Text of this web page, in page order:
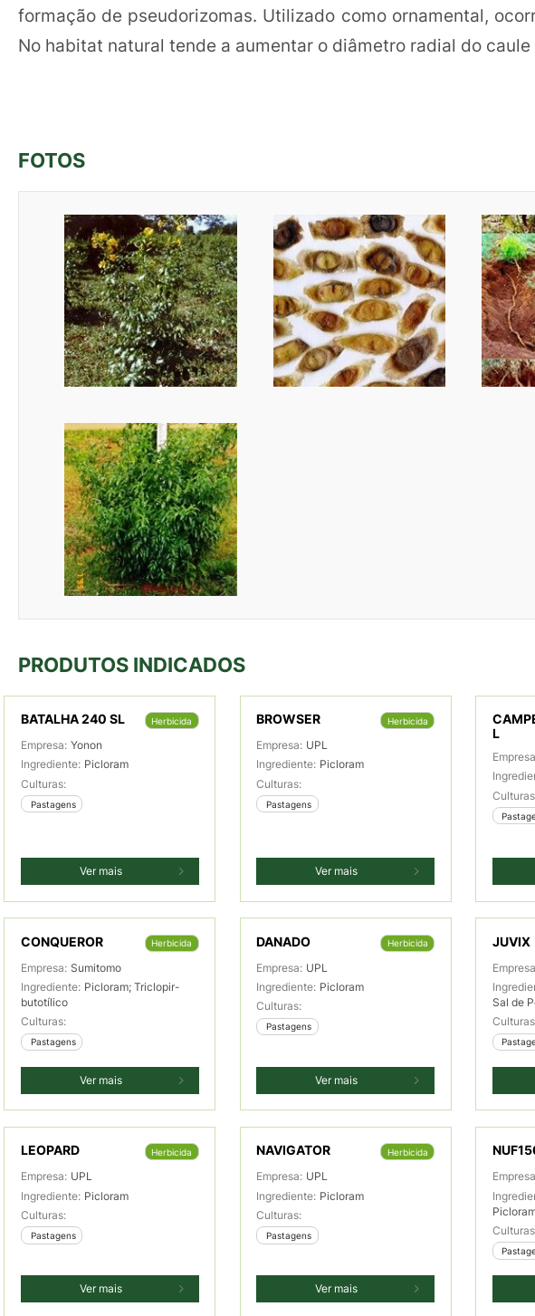
formação de pseudorizomas. Utilizado como ornamental,
No habitat natural tende a aumentar o diâmetro radial do
FOTOS
PRODUTOS INDICADOS
BATALHA 240 SL Herbicida
Empresa: Yonon
Ingrediente: Picloram
Culturas:
Pastagens
Ver mais
BROWSER Herbicida
Empresa: UPL
Ingrediente: Picloram
Culturas:
Pastagens
Ver mais
L
CONQUEROR Herbicida
Empresa: Sumitomo
Ingrediente: Picloram; Triclopir-
butotílico
Culturas:
Pastagens
Ver mais
DANADO Herbicida
Empresa: UPL
Ingrediente: Picloram
Culturas:
Pastagens
Ver mais
JUVIX
Sal de
LEOPARD Herbicida
Empresa: UPL
Ingrediente: Picloram
Culturas:
Pastagens
Ver mais
NAVIGATOR Herbicida
Empresa: UPL
Ingrediente: Picloram
Culturas:
Pastagens
Ver mais